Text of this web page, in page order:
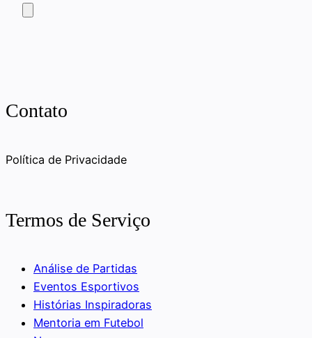
Contato
Política de Privacidade
Termos de Serviço
Análise de Partidas
Eventos Esportivos
Histórias Inspiradoras
Mentoria em Futebol